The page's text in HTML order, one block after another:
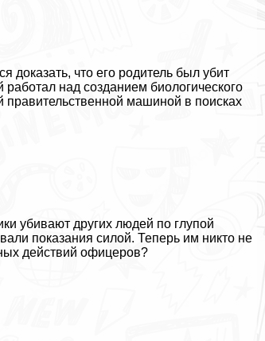
доказать, что его родитель был убит
над созданием биологического
машиной в поисках
убивают других людей по глупой
показания силой. Теперь им никто не
действий офицеров?